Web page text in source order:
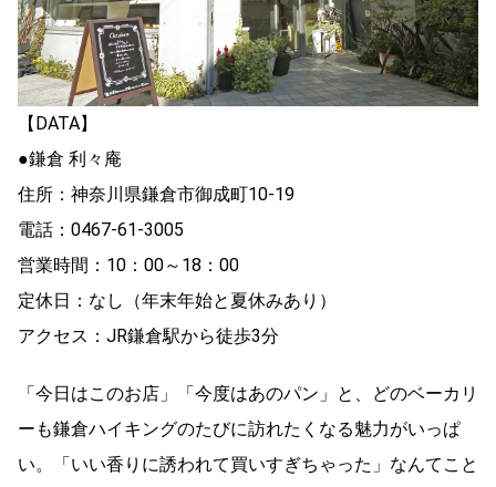
【DATA】
●鎌倉 利々庵
住所：神奈川県鎌倉市御成町10-19
電話：0467-61-3005
営業時間：10：00～18：00
定休日：なし（年末年始と夏休みあり）
アクセス：JR鎌倉駅から徒歩3分
「今日はこのお店」「今度はあのパン」と、どのベーカリ
ーも鎌倉ハイキングのたびに訪れたくなる魅力がいっぱ
い。「いい香りに誘われて買いすぎちゃった」なんてこと